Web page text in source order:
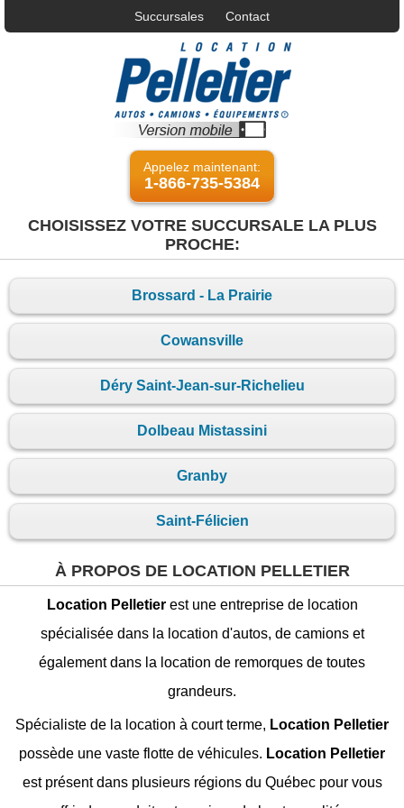
Succursales Contact
Appelez maintenant:
1-866-735-5384
CHOISISSEZ VOTRE SUCCURSALE LA PLUS
PROCHE:
Brossard - La Prairie
Cowansville
Déry Saint-Jean-sur-Richelieu
Dolbeau Mistassini
Granby
Saint-Félicien
À PROPOS DE LOCATION PELLETIER
Location Pelletierest une entreprise de location
spécialisée dans la location d'autos, de camions et
également dans la location de remorques de toutes
grandeurs.
Spécialiste de la location à court terme, Location Pelletier
possède une vaste flotte de véhicules. Location Pelletier
est présent dans plusieurs régions du Québec pour vous